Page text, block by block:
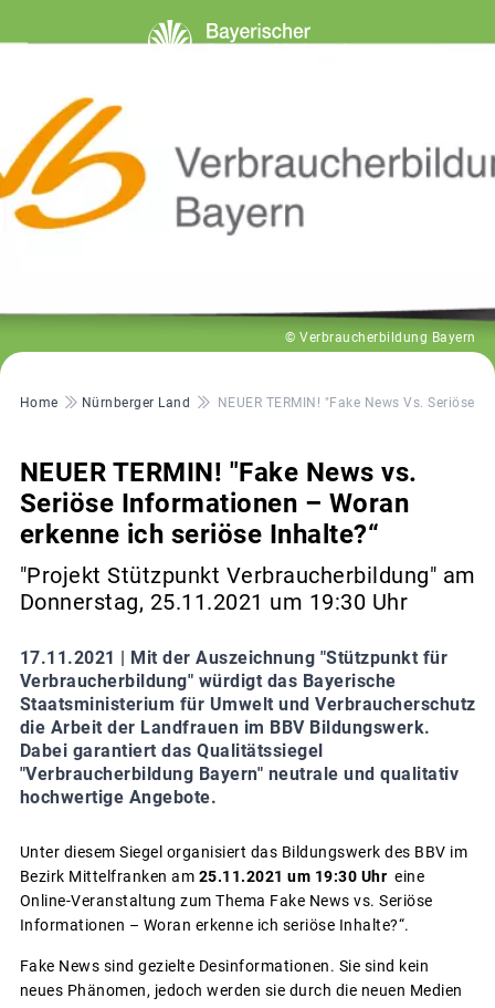
© Verbraucherbildung Bayern
Pfadnavigation
Home Nürnberger Land NEUER TERMIN! "Fake News Vs. Seriöse
NEUER TERMIN! "Fake News vs.
Seriöse Informationen – Woran
erkenne ich seriöse Inhalte?“
"Projekt Stützpunkt Verbraucherbildung" am
Donnerstag, 25.11.2021 um 19:30 Uhr
17.11.2021 | Mit der Auszeichnung "Stützpunkt für
Verbraucherbildung" würdigt das Bayerische
Staatsministerium für Umwelt und Verbraucherschutz
die Arbeit der Landfrauen im BBV Bildungswerk.
Dabei garantiert das Qualitätssiegel
"Verbraucherbildung Bayern" neutrale und qualitativ
hochwertige Angebote.
Unter diesem Siegel organisiert das Bildungswerk des BBV im
Bezirk Mittelfranken am 25.11.2021 um 19:30 Uhr eine
Online-Veranstaltung zum Thema Fake News vs. Seriöse
Informationen – Woran erkenne ich seriöse Inhalte?“.
Fake News sind gezielte Desinformationen. Sie sind kein
neues Phänomen, jedoch werden sie durch die neuen Medien